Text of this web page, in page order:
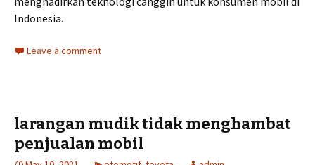
Indonesia.
Leave a comment
larangan mudik tidak menghambat
penjualan mobil